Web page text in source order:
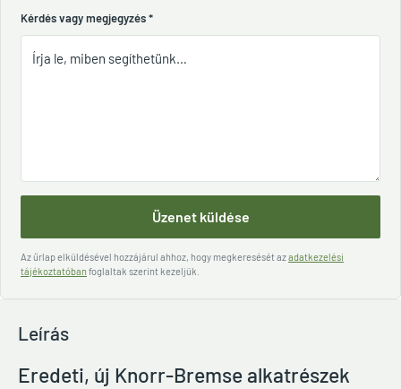
Kérdés vagy megjegyzés*
Üzenet küldése
Az űrlap elküldésével hozzájárul ahhoz, hogy megkeresését azadatkezelési
tájékoztatóban foglaltak szerint kezeljük.
Leírás
Eredeti, új Knorr-Bremse alkatrészek